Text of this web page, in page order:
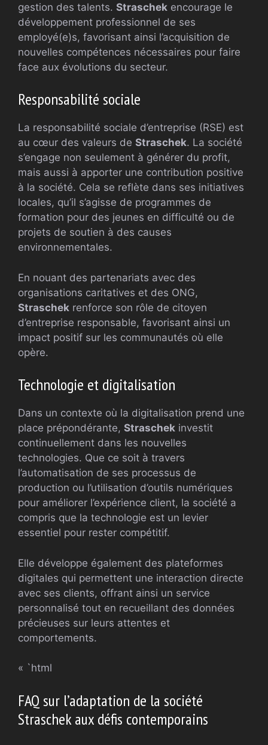
gestion des talents. Straschek encourage le
développement professionnel de ses
employé(e)s, favorisant ainsi l’acquisition de
nouvelles compétences nécessaires pour faire
face aux évolutions du secteur.
Responsabilité sociale
La responsabilité sociale d’entreprise (RSE) est
au cœur des valeurs de Straschek. La société
s’engage non seulement à générer du profit,
mais aussi à apporter une contribution positive
à la société. Cela se reflète dans ses initiatives
locales, qu’il s’agisse de programmes de
formation pour des jeunes en difficulté ou de
projets de soutien à des causes
environnementales.
En nouant des partenariats avec des
organisations caritatives et des ONG,
Straschek renforce son rôle de citoyen
d’entreprise responsable, favorisant ainsi un
impact positif sur les communautés où elle
opère.
Technologie et digitalisation
Dans un contexte où la digitalisation prend une
place prépondérante, Straschek investit
continuellement dans les nouvelles
technologies. Que ce soit à travers
l’automatisation de ses processus de
production ou l’utilisation d’outils numériques
pour améliorer l’expérience client, la société a
compris que la technologie est un levier
essentiel pour rester compétitif.
Elle développe également des plateformes
digitales qui permettent une interaction directe
avec ses clients, offrant ainsi un service
personnalisé tout en recueillant des données
précieuses sur leurs attentes et
comportements.
« `html
FAQ sur l’adaptation de la société
Straschek aux défis contemporains